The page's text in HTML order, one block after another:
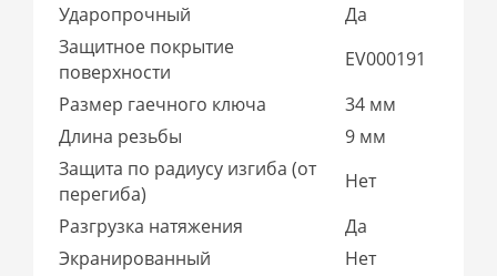
Ударопрочный
Да
Защитное покрытие
поверхности
EV000191
Размер гаечного ключа
34 мм
Длина резьбы
9 мм
Защита по радиусу изгиба (от
перегиба)
Нет
Разгрузка натяжения
Да
Экранированный
Нет